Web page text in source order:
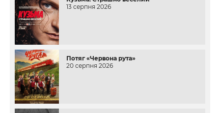
13 серпня 2026
Потяг «Червона рута»
20 серпня 2026